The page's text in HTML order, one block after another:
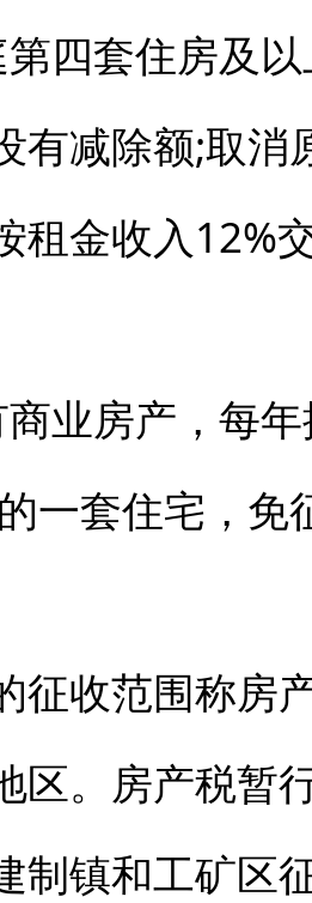
套住房及以
有减除额;取
租金收入12%
房产，每年
一套住宅，免
收范围称房产
区。房产税暂
制镇和工矿区